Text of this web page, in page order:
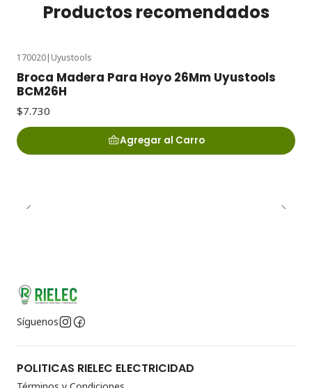
Productos recomendados
170020| Uyustools
Broca Madera Para Hoyo 26Mm Uyustools
BCM26H
$7.730
Agregar al Carro
Síguenos
POLITICAS RIELEC ELECTRICIDAD